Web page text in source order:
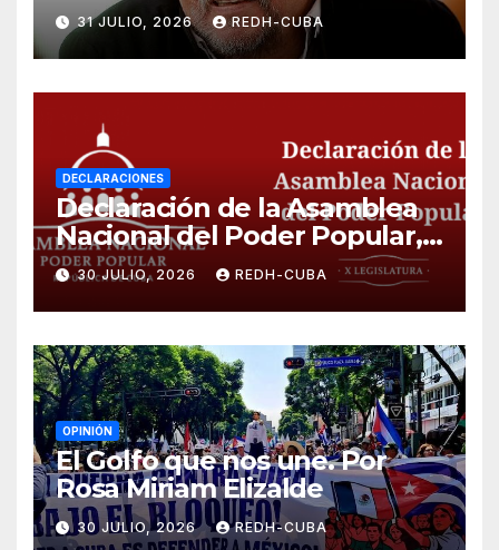
31 JULIO, 2026 REDH-CUBA
DECLARACIONES
Declaración de la Asamblea
Nacional del Poder Popular,
¡Cesen el cerco energético y
el castigo colectivo al pueblo
cubano!
30 JULIO, 2026 REDH-CUBA
OPINIÓN
El Golfo que nos une. Por
Rosa Miriam Elizalde
30 JULIO, 2026 REDH-CUBA